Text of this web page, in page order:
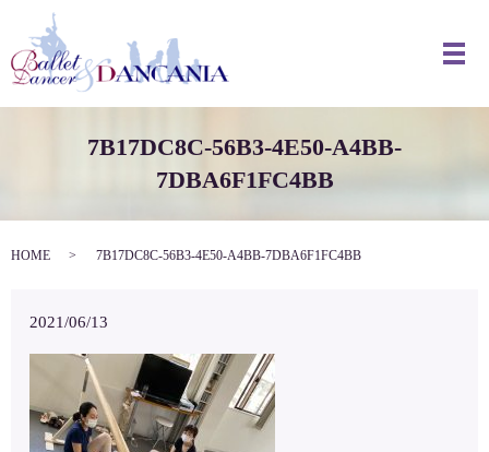
メ
7B17DC8C-56B3-4E50-A4BB-
7DBA6F1FC4BB
HOME 7B17DC8C-56B3-4E50-A4BB-7DBA6F1FC4BB
2021/06/13